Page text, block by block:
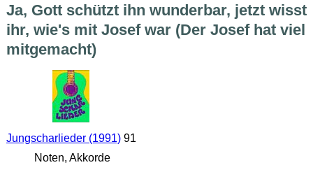
Ja, Gott schützt ihn wunderbar, jetzt wisst
ihr, wie's mit Josef war (Der Josef hat viel
mitgemacht)
Jungscharlieder (1991)91
Noten, Akkorde